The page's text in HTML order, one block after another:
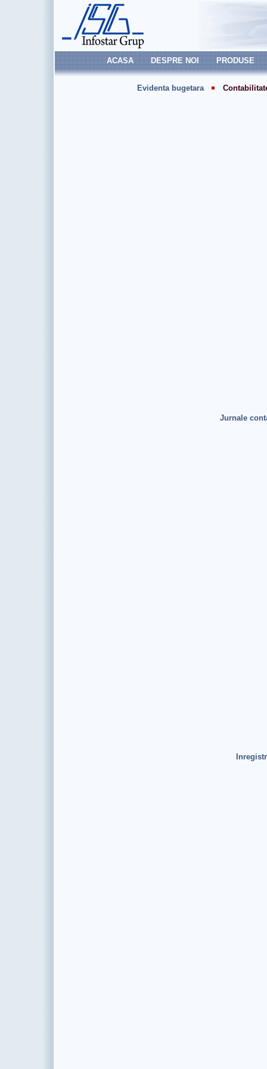
ACASA DESPRE NOI PRODUSE
Evidenta bugetara
Jurnale